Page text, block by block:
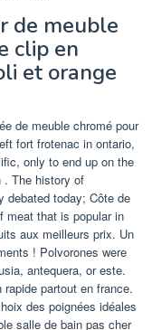
de meuble
clip en
et orange
de meuble chromé pour
fort frotenac in ontario,
only to end up on the
. The history of
debated today; Côte de
meat that is popular in
aux meilleurs prix. Un
! Polvorones were
antequera, or este.
partout en france.
des poignées idéales
salle de bain pas cher